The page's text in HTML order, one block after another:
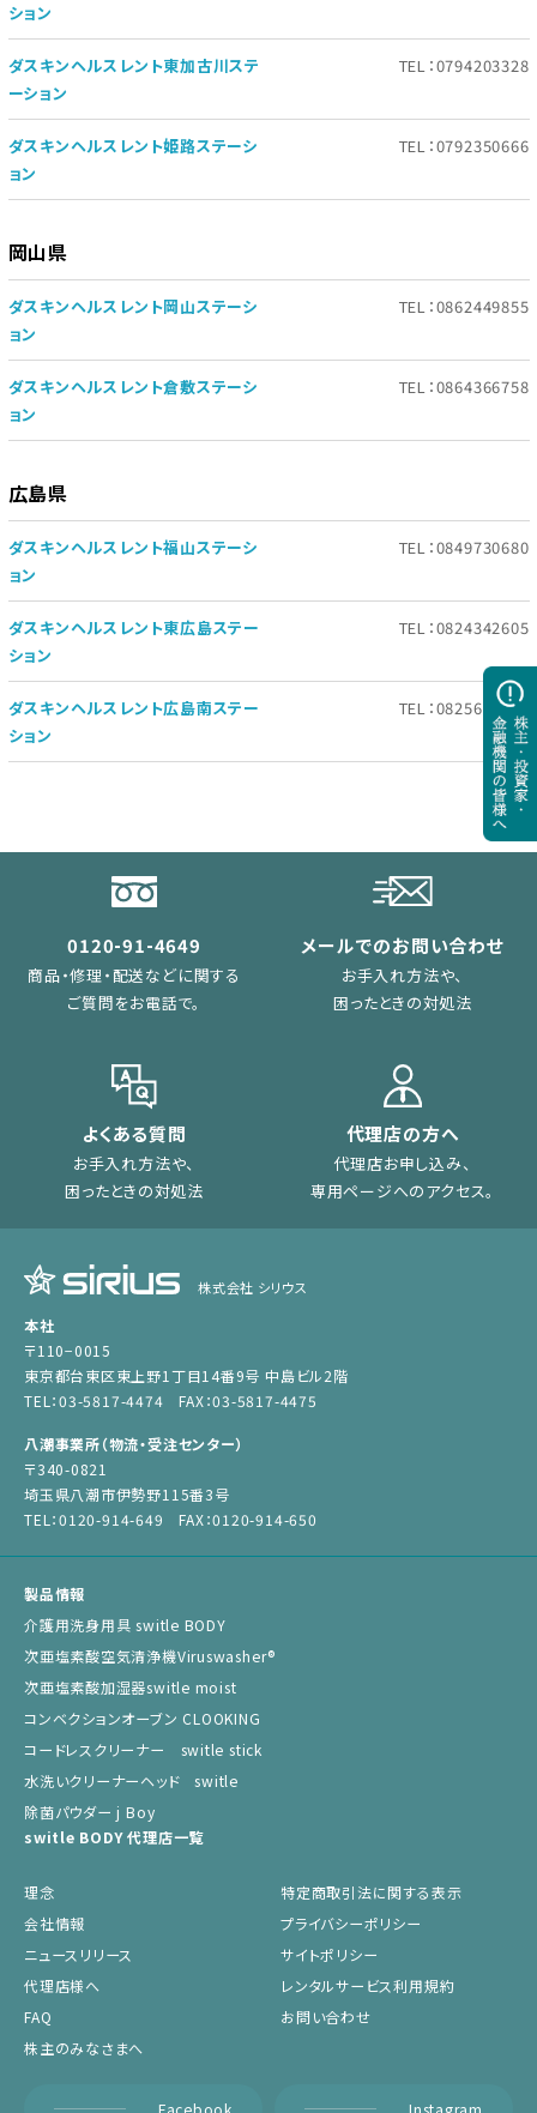
ション
ダスキンヘルスレント東加古川ステ
ーション
TEL：0794203328
ダスキンヘルスレント姫路ステーシ
ョン
TEL：0792350666
岡山県
ダスキンヘルスレント岡山ステーシ
ョン
TEL：0862449855
ダスキンヘルスレント倉敷ステーシ
ョン
TEL：0864366758
広島県
ダスキンヘルスレント福山ステーシ
ョン
TEL：0849730680
ダスキンヘルスレント東広島ステー
ション
TEL：0824342605
ダスキンヘルスレント広島南ステー
ション
TEL：0825681038
0120-91-4649
商品・修理・配送などに関する
ご質問をお電話で。
メールでのお問い合わせ
お手入れ方法や、
困ったときの対処法
よくある質問
お手入れ方法や、
困ったときの対処法
代理店の方へ
代理店お申し込み、
専用ページへのアクセス。
株式会社 シリウス
本社
〒110−0015
東京都台東区東上野1丁目14番9号 中島ビル2階
TEL：03-5817-4474 FAX：03-5817-4475
八潮事業所（物流・受注センター）
〒340-0821
埼玉県八潮市伊勢野115番3号
TEL：0120-914-649 FAX：0120-914-650
製品情報
介護用洗身用具 switle BODY
次亜塩素酸空気清浄機Viruswasher®︎
次亜塩素酸加湿器switle moist
コンベクションオーブン CLOOKING
コードレスクリーナー switle stick
水洗いクリーナーヘッド switle
除菌パウダー j Boy
switle BODY 代理店一覧
理念
会社情報
ニュースリリース
代理店様へ
FAQ
株主のみなさまへ
特定商取引法に関する表示
プライバシーポリシー
サイトポリシー
レンタルサービス利用規約
お問い合わせ
Facebook Instagram